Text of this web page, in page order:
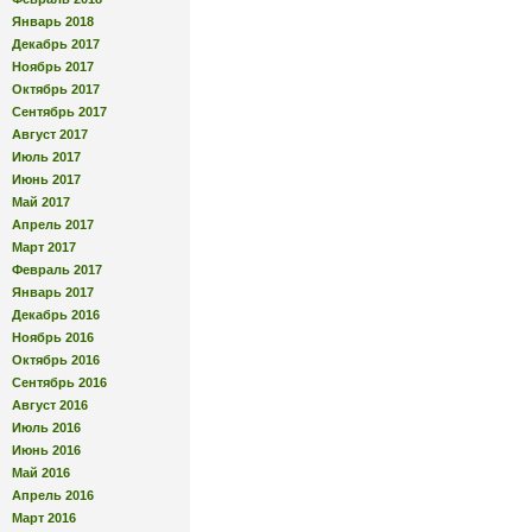
Январь 2018
Декабрь 2017
Ноябрь 2017
Октябрь 2017
Сентябрь 2017
Август 2017
Июль 2017
Июнь 2017
Май 2017
Апрель 2017
Март 2017
Февраль 2017
Январь 2017
Декабрь 2016
Ноябрь 2016
Октябрь 2016
Сентябрь 2016
Август 2016
Июль 2016
Июнь 2016
Май 2016
Апрель 2016
Март 2016